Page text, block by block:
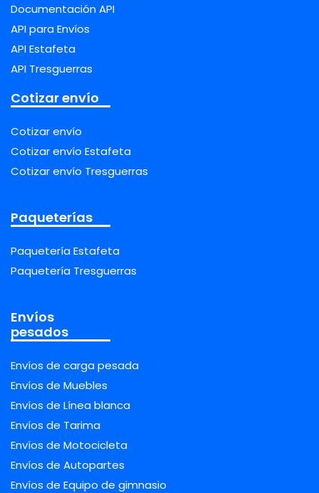
Documentación API
API para Envíos
API Estafeta
API Tresguerras
Cotizar envío
Cotizar envío
Cotizar envío Estafeta
Cotizar envío Tresguerras
Paqueterías
Paquetería Estafeta
Paquetería Tresguerras
Envíos
pesados
Envíos de carga pesada
Envíos de Muebles
Envíos de Línea blanca
Envíos de Tarima
Envíos de Motocicleta
Envíos de Autopartes
Envíos de Equipo de gimnasio